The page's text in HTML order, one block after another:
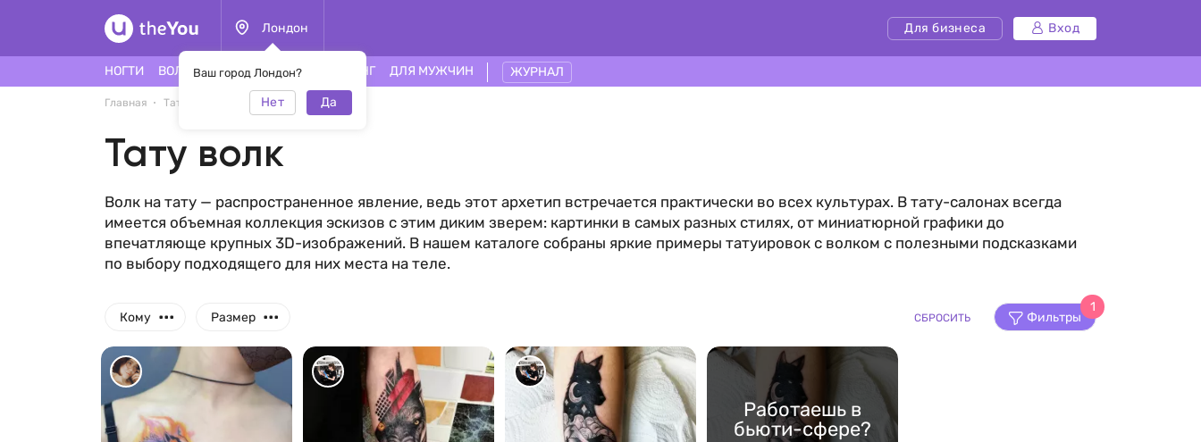
Лондон
Ваш город Лондон?
Нет Да
Для бизнеса Вход
НОГТИ ВОЛОСЫ ЛИЦО ТАТУ ПИРСИНГ ДЛЯ МУЖЧИН ЖУРНАЛ
Главная Тату
Тату волк
Волк на тату — распространенное явление, ведь этот архетип встречается практически во всех культурах. В тату-салонах всегда
имеется объемная коллекция эскизов с этим диким зверем: картинки в самых разных стилях, от миниатюрной графики до
впечатляюще крупных 3D-изображений. В нашем каталоге собраны яркие примеры татуировок с волком с полезными подсказками
по выбору подходящего для них места на теле.
Кому ... Размер ... СБРОСИТЬ Фильтры
1
Работаешь в
бьюти-сфере?